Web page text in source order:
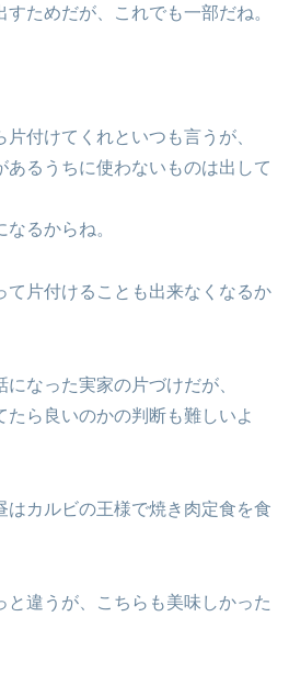
ためだが、これでも一部だね。
付けてくれといつも言うが、
あるうちに使わないものは出して
るからね。
て片付けることも出来なくなるか
なった実家の片づけだが、
たら良いのかの判断も難しいよ
はカルビの王様で焼き肉定食を食
と違うが、こちらも美味しかった